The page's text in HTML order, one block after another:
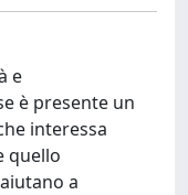
e
è presente un
interessa
quello
a